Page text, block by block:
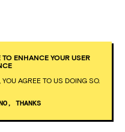
ENHANCE YOUR USER
AGREE TO US DOING SO.
THANKS